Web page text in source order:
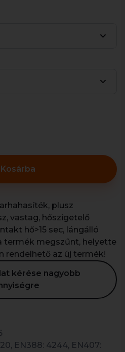
Kosárba
plusz
vastag, hőszigetelő
hő>15 sec, lángálló
termék megszűnt, helyette
rendelhető az új termék!
kérése nagyobb
EN388: 4244, EN407: